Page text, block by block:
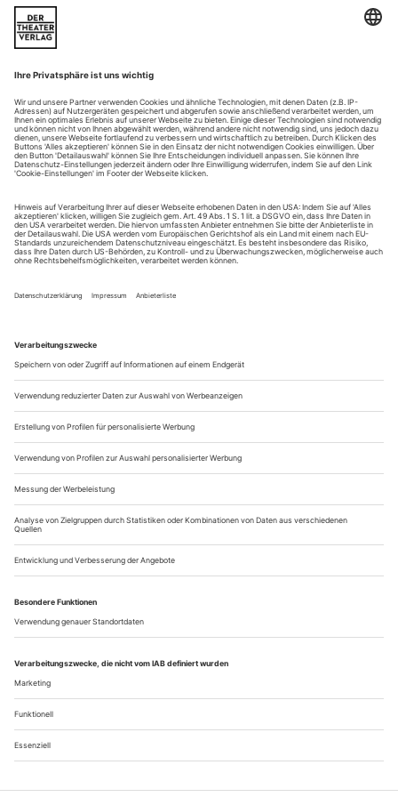
Als Musikhistoriker freue ich mich über jede Ausgrabung,
Neugier gehört zum Beruf. Die Nagelprobe auf den Brettern
erlaubt es, eine Oper ganz anders kennenzulernen als durch
das Lesen der Noten.
Da man aber unmöglich alles ausgraben kann, stellt sich – wie
überall im Leben – die Frage der Prioritäten. Die Phrase von
«zu Unrecht» vergessenen Werken hilft dabei nicht...
Ungemein gut gelaunt
Chabrier: L’Étoile
London / Royal Opera House
Den Engländern kann man nicht trauen, was Humor betrifft.
sehr spezieller. Jedenfalls nicht kompatibel mit dem der
Franzosen – der Ansicht jedenfalls scheint Regisseurin
Mariame Clément zu sein, die jetzt in Covent Garden die
erste Aufführung von Emmanuel Chabriers Opéra bouffe
«L’Étoile» auf der Insel...
Was fühlt ein Mörder?
Rossi: Orfeo
Nancy / Opéra National de Lorraine
Es gibt Partituren, die nach ihrer Uraufführung vergessen
werden, im Strudel der Gezeiten untergehen und am Ende
nurmehr eine Fußnote wert sind. Umso hellhöriger wird man,
wenn im ausgehenden 17. Jahrhundert selbst Jahrzehnte nach
einer Premiere noch über deren sensationellen Erfolg
berichtet wird. Mag dies der Kompilationssucht der
Zeitgenossen geschuldet sein,...
Über uns Kontakt Kritikerumfrage Newsletter